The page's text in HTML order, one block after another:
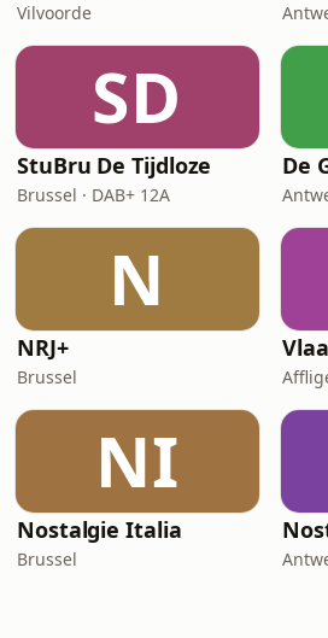
Vilvoorde
SD
StuBru De Tijdloze
Brussel · DAB+ 12A
De
N
NRJ+
Brussel
NI
Nostalgie Italia
Brussel